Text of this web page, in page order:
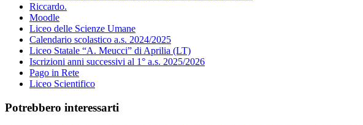
Riccardo.
Moodle
Liceo delle Scienze Umane
Calendario scolastico a.s. 2024/2025
Liceo Statale “A. Meucci” di Aprilia (LT)
Iscrizioni anni successivi al 1° a.s. 2025/2026
Pago in Rete
Liceo Scientifico
Potrebbero interessarti